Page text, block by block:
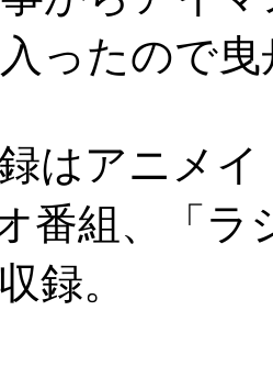
ったので
はアニメ
番組、「ラ
録。